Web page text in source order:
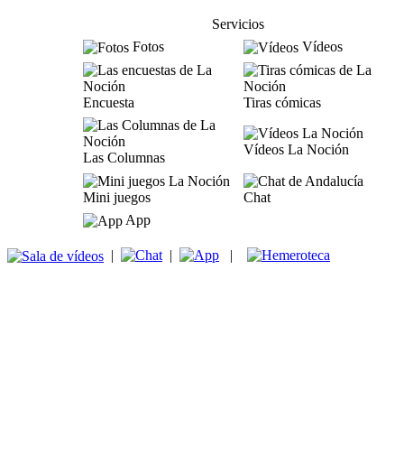
Servicios
Fotos
Vídeos
Encuesta Tiras cómicas
Las Columnas
Vídeos La Noción
Mini juegos
Chat
App
| | |